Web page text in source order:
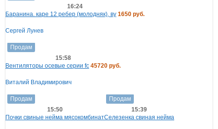
16:24
Баранина. каре 12 ребер (молодняк), ву 1650 руб.
Сергей Лунев
Продам
15:58
Вентиляторы осевые серии fc 45720 руб.
Виталий Владимирович
Продам
15:50
Почки свиные нейма мясокомбинат
Продам
15:39
Селезенка свиная нейма